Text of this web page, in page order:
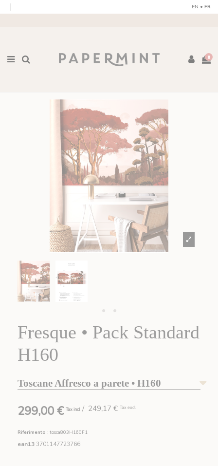
EN • FR
0
Fresque • Pack Standard
H160
Toscane Affresco a parete • H160
299,00 €Tax incl / 249,17 € Tax excl
Riferimento : tosca803H160F1
ean133701147723766
Pannello di gestione dei cookies